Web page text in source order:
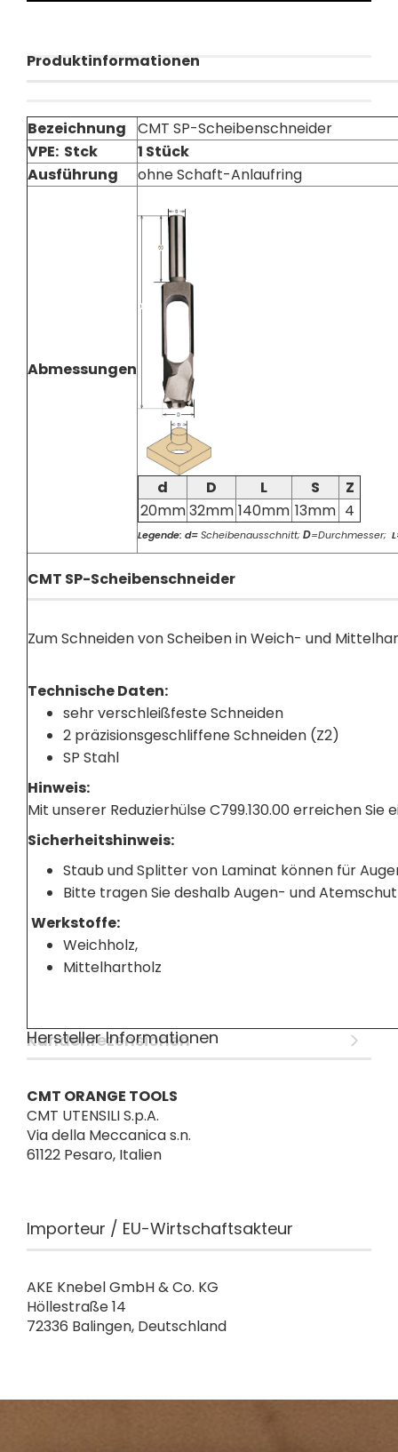
Produktinformationen
Bezeichnung
CMT SP-Scheibenschneider
VPE: Stck
1 Stück
Ausführung
ohne Schaft-Anlaufring
Abmessungen
d D L S
Z
20mm32mm 140mm 13mm 4
Legende: d=Scheibenausschnitt;D=Durchmesser;
CMT SP-Scheibenschneider
Zum Schneiden von Scheiben in Weich- und
Technische Daten:
sehr verschleißfeste Schneiden
2 präzisionsgeschliffene Schneiden (Z2)
SP Stahl
Hinweis:
Mit unserer Reduzierhülse C799.130.00 erreichen
Sicherheitshinweis:
Staub und Splitter von Laminat können für
Bitte tragen Sie deshalb Augen- und
Werkstoffe:
Weichholz,
Mittelhartholz
Kundenrezensionen
Hersteller Informationen
CMT ORANGE TOOLS
CMT UTENSILI S.p.A.
Via della Meccanica s.n.
61122 Pesaro, Italien
Importeur / EU-Wirtschaftsakteur
AKE Knebel GmbH & Co. KG
Höllestraße 14
72336 Balingen, Deutschland